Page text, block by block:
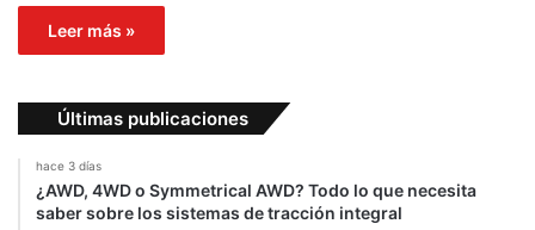
Leer más »
Últimas publicaciones
hace 3 días
¿AWD, 4WD o Symmetrical AWD? Todo lo que necesita
saber sobre los sistemas de tracción integral